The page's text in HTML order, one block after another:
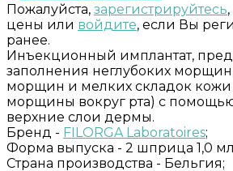
Пожалуйста, зарегистрируйтесь
цены или войдите, если Вы
ранее.
Инъекционный имплантат,
заполнения неглубоких
морщин и мелких складок кожи
морщины вокруг рта) с
верхние слои дермы.
Бренд - FILORGA Laboratoires;
Форма выпуска - 2 шприца 1,0
Страна производства - Бельгия;